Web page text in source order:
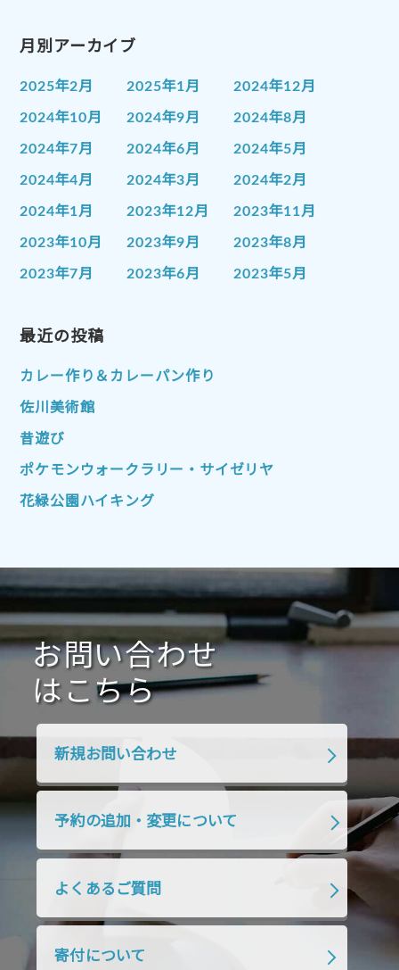
月別アーカイブ
2025年2月 2025年1月 2024年12月
2024年10月 2024年9月 2024年8月
2024年7月 2024年6月 2024年5月
2024年4月 2024年3月 2024年2月
2024年1月 2023年12月 2023年11月
2023年10月 2023年9月 2023年8月
2023年7月 2023年6月 2023年5月
2023年1月
2022年10月 2022年9月
2022年7月
2022年4月
2022年1月 2021年12月 2021年11月
2021年10月 2021年9月
2021年1月 2020年12月 2020年11月
2020年10月 2020年9月 2020年8月
2020年7月 2020年6月 2020年5月
2020年4月 2020年3月 2020年2月
2019年10月 2019年9月
2018年7月 2018年6月
2018年4月 2018年3月 2018年2月
2018年1月 2017年12月
最近の投稿
カレー作り＆カレーパン作り
佐川美術館
昔遊び
ポケモンウォークラリー・サイゼリヤ
花緑公園ハイキング
お問い合わせ
はこちら
新規お問い合わせ
予約の追加・変更について
よくあるご質問
寄付について